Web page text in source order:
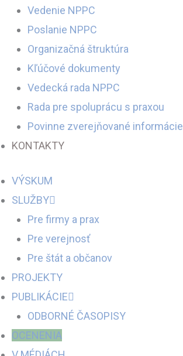
Vedenie NPPC
Poslanie NPPC
Organizačná štruktúra
Kľúčové dokumenty
Vedecká rada NPPC
Rada pre spoluprácu s praxou
Povinne zverejňované informácie
KONTAKTY
VÝSKUM
SLUŽBY
Pre firmy a prax
Pre verejnosť
Pre štát a občanov
PROJEKTY
PUBLIKÁCIE
ODBORNÉ ČASOPISY
OCENENIA